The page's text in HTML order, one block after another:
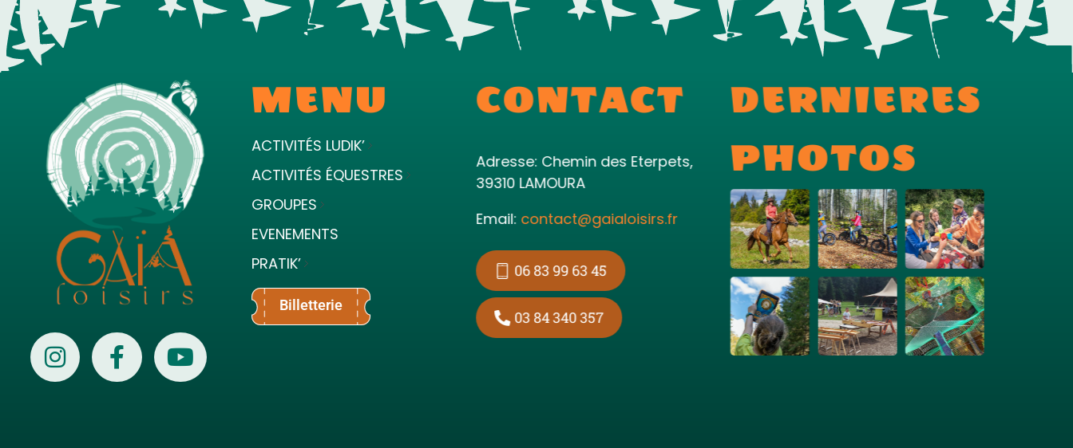
MENU
ACTIVITÉS LUDIK’
ACTIVITÉS ÉQUESTRES
GROUPES
EVENEMENTS
PRATIK’
Billetterie
CONTACT
Adresse: Chemin des Eterpets,
39310 LAMOURA
Email: contact@gaialoisirs.fr
06 83 99 63 45
03 84 340 357
DERNIERES
PHOTOS